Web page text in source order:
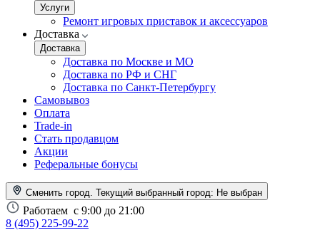
Услуги
Ремонт игровых приставок и аксессуаров
Доставка
Доставка
Доставка по Москве и МО
Доставка по РФ и СНГ
Доставка по Санкт-Петербургу
Самовывоз
Оплата
Trade-in
Стать продавцом
Акции
Реферальные бонусы
Сменить город. Текущий выбранный город: Не выбран
Работаем с 9:00 до 21:00
8 (495) 225-99-22